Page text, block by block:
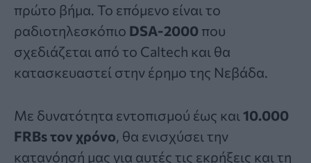
πρώτο βήμα. Το επόμενο είναι το
ραδιοτηλεσκόπιο DSA-2000 που
σχεδιάζεται από το Caltech και θα
κατασκευαστεί στην έρημο της Νεβάδα.
Με δυνατότητα εντοπισμού έως και 10.000
FRBs τον χρόνο, θα ενισχύσει την
κατανόησή μας για αυτές τις εκρήξεις και τη